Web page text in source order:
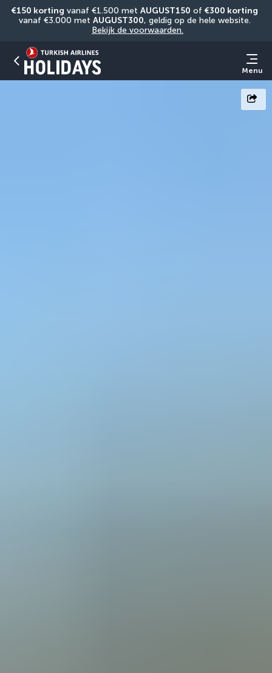
€150 korting vanaf €1.500 met AUGUST150 of €300 korting
vanaf €3.000 met AUGUST300
Bekijk de voorwaarden.
Menu